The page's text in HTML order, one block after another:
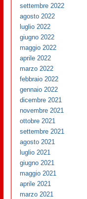
settembre 2022
agosto 2022
luglio 2022
giugno 2022
maggio 2022
aprile 2022
marzo 2022
febbraio 2022
gennaio 2022
dicembre 2021
novembre 2021
ottobre 2021
settembre 2021
agosto 2021
luglio 2021
giugno 2021
maggio 2021
aprile 2021
marzo 2021